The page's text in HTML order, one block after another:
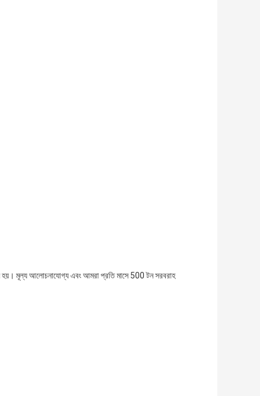
হয়। মূল্য আলোচনাযোগ্য এবং আমরা প্রতি মাসে 500 টন সরবরাহ